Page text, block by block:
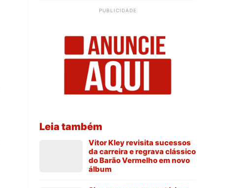
PUBLICIDADE
Leia também
Vitor Kley revisita sucessos
da carreira e regrava clássico
do Barão Vermelho em novo
álbum